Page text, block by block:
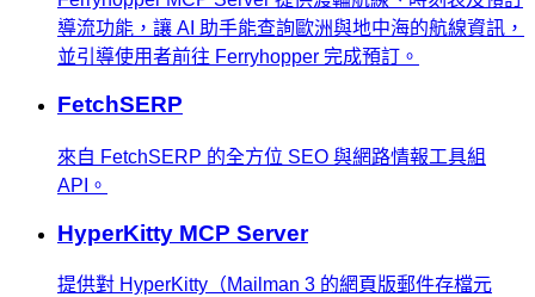
導流功能，讓 AI 助手能查詢歐洲與地中海的航線資訊，
並引導使用者前往 Ferryhopper 完成預訂。
FetchSERP
來自 FetchSERP 的全方位 SEO 與網路情報工具組
API。
HyperKitty MCP Server
提供對 HyperKitty（Mailman 3 的網頁版郵件存檔元